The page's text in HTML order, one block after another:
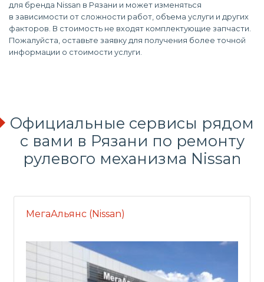
для бренда Nissan в Рязани и может изменяться
в зависимости от сложности работ, объема услуги и других
факторов. В стоимость не входят комплектующие запчасти.
Пожалуйста, оставьте заявку для получения более точной
информации о стоимости услуги.
Официальные сервисы рядом
с вами в Рязани по ремонту
рулевого механизма Nissan
МегаАльянс (Nissan)